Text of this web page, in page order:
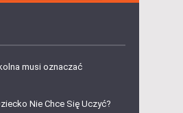
musi oznaczać
Nie Chce Się Uczyć?